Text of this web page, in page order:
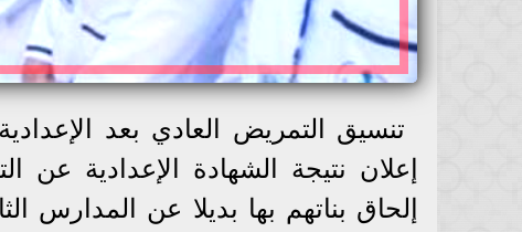
إعلان نتيجة الشهادة الإعدادية
إلحاق بناتهم بها بديلا عن